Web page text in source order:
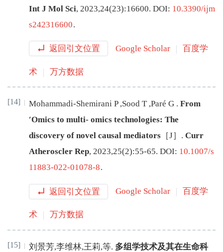
Int J Mol Sci, 2023,24(23):16600. DOI: 10.3390/ijm
s242316600.
返回引文位置 Google Scholar 百度学
术 万方数据
[14] Mohammadi-Shemirani P ,Sood T ,Paré G . From
′Omics to multi- omics technologies: The
discovery of novel causal mediators ［J］. Curr
Atheroscler Rep, 2023,25(2):55-65. DOI: 10.1007/s
11883-022-01078-8.
返回引文位置 Google Scholar 百度学
术 万方数据
[15] 刘景芳,李维林,王莉,等. 多组学技术及其在生命科